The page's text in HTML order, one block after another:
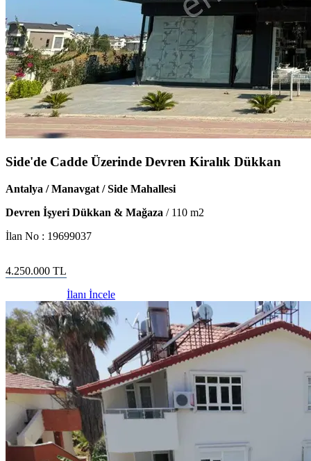
Side'de Cadde Üzerinde Devren Kiralık Dükkan
Antalya / Manavgat / Side Mahallesi
Devren İşyeri Dükkan & Mağaza / 110 m2
İlan No : 19699037
4.250.000 TL
İlanı İncele